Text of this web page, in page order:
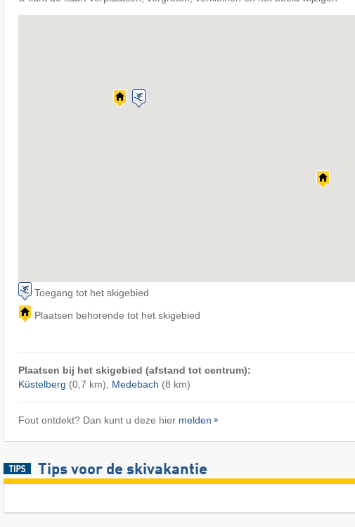
Toegang tot het skigebied
Plaatsen behorende tot het skigebied
Plaatsen bij het skigebied (afstand tot centrum):
Küstelberg (0,7 km), Medebach (8 km)
Fout ontdekt? Dan kunt u deze hier melden
Tips voor de skivakantie